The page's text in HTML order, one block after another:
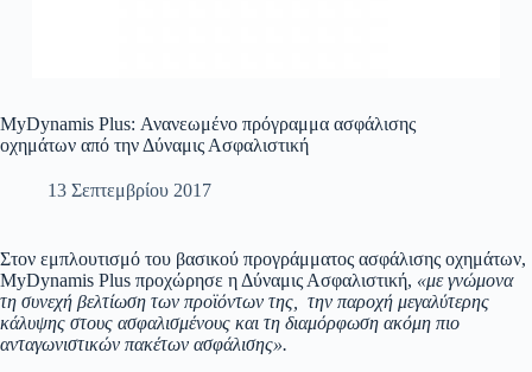
MyDynamis Plus: Ανανεωμένο πρόγραμμα ασφάλισης
οχημάτων από την Δύναμις Ασφαλιστική
13 Σεπτεμβρίου 2017
Στον εμπλουτισμό του βασικού προγράμματος ασφάλισης οχημάτων,
MyDynamis Plus προχώρησε η Δύναμις Ασφαλιστική, «με γνώμονα
τη συνεχή βελτίωση των προϊόντων της, την παροχή μεγαλύτερης
κάλυψης στους ασφαλισμένους και τη διαμόρφωση ακόμη πιο
ανταγωνιστικών πακέτων ασφάλισης».